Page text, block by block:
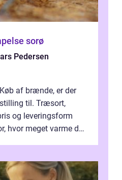
sorø
Pedersen
af brænde, er der
til. Træsort,
og leveringsform
hvor meget varme du